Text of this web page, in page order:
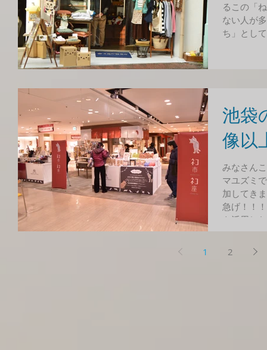
るこの「
ない人が
ち」とし
池袋
像以
みなさん
マユズミ
加してき
急げ！！
を活用し
1 2